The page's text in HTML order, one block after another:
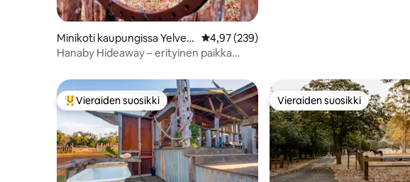
Minikoti kaupungissa Yelvert
on
Keskimääräinen arvio 4,97/5, 239 arvostelua
4,97 (239)
Hanaby Hideaway – erityinen paikka
Vieraiden suosikkien parhaimmistoa
Vieraiden suosikki Vieraiden suosikki
Vieraiden suosikki